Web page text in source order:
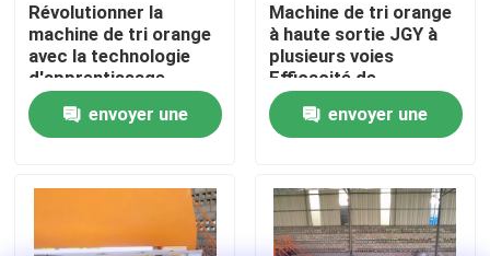
Contrôle de qualité
Contactez-nous
Trieuse de dates
Révolutionner la
machine de tri orange
avec la technologie
d'apprentissage
profond de l'IA
envoyer une
Machine de tri orange
à haute sortie JGY à
plusieurs voies
Efficacité de
déclenchement
envoyer une